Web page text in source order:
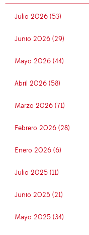
Julio 2026 (53)
Junio 2026 (29)
Mayo 2026 (44)
Abril 2026 (58)
Marzo 2026 (71)
Febrero 2026 (28)
Enero 2026 (6)
Julio 2025 (11)
Junio 2025 (21)
Mayo 2025 (34)